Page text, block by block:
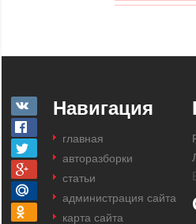
Навигация
главная
авторазборки
статьи
администрация сайта
карта сайта